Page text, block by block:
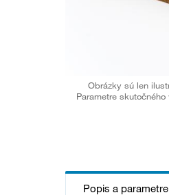
Obrázky sú len
Parametre
Popis a parametre